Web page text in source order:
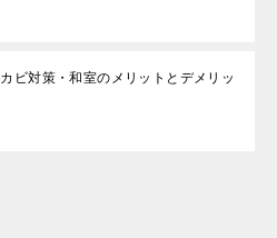
ビ対策・和室のメリットとデメリッ